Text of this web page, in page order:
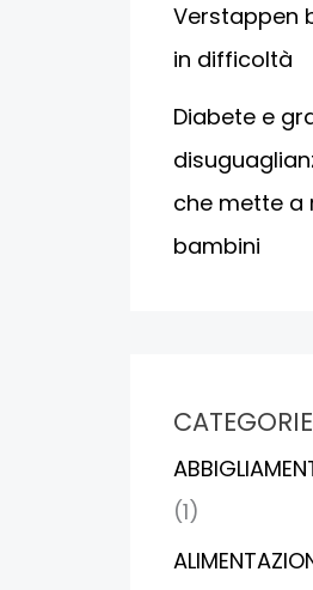
Verstappen
in difficoltà
Diabete e
che mette a
bambini
(1)